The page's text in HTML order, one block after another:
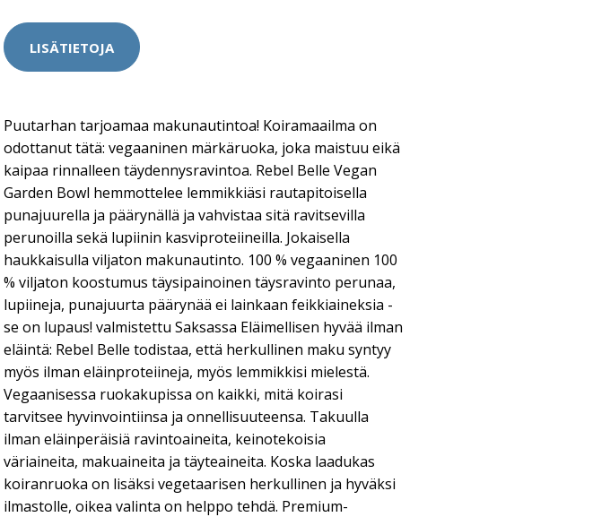
LISÄTIETOJA
Puutarhan tarjoamaa makunautintoa! Koiramaailma on
odottanut tätä: vegaaninen märkäruoka, joka maistuu eikä
kaipaa rinnalleen täydennysravintoa. Rebel Belle Vegan
Garden Bowl hemmottelee lemmikkiäsi rautapitoisella
punajuurella ja päärynällä ja vahvistaa sitä ravitsevilla
perunoilla sekä lupiinin kasviproteiineilla. Jokaisella
haukkaisulla viljaton makunautinto. 100 % vegaaninen 100
% viljaton koostumus täysipainoinen täysravinto perunaa,
lupiineja, punajuurta päärynää ei lainkaan feikkiaineksia -
se on lupaus! valmistettu Saksassa Eläimellisen hyvää ilman
eläintä: Rebel Belle todistaa, että herkullinen maku syntyy
myös ilman eläinproteiineja, myös lemmikkisi mielestä.
Vegaanisessa ruokakupissa on kaikki, mitä koirasi
tarvitsee hyvinvointiinsa ja onnellisuuteensa. Takuulla
ilman eläinperäisiä ravintoaineita, keinotekoisia
väriaineita, makuaineita ja täyteaineita. Koska laadukas
koiranruoka on lisäksi vegetaarisen herkullinen ja hyväksi
ilmastolle, oikea valinta on helppo tehdä. Premium-